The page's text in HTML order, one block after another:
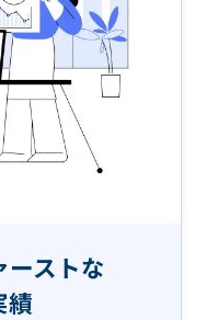
ーストな​
績